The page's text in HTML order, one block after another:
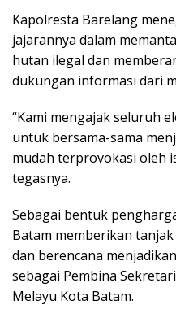
Kapolresta Barelang
jajarannya dalam
hutan ilegal dan
dukungan informasi dari
“Kami mengajak seluruh
untuk bersama-sama
mudah terprovokasi oleh
tegasnya.
Sebagai bentuk
Batam memberikan
dan berencana
sebagai Pembina
Melayu Kota Batam.